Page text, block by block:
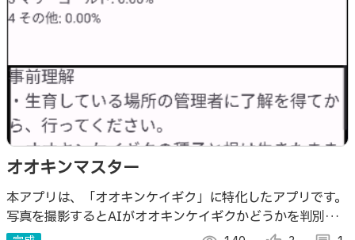
オオキンマスター
本アプリは、「オオキンケイギク」に特化したアプリです。
写真を撮影するとAIがオオキンケイギクかどうかを判別し
ます。 文章と画像のクイズにより、オオキンケイギクに関